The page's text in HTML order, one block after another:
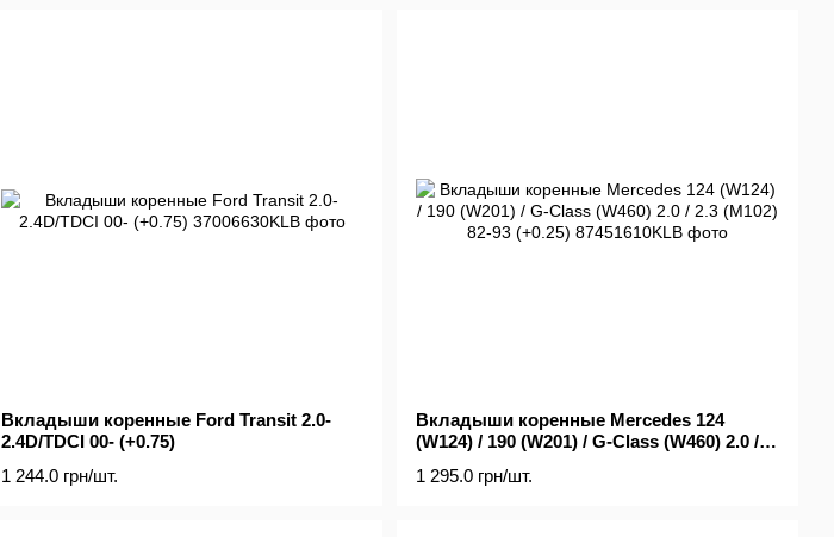
Вкладыши коренные Ford Transit 2.0-
2.4D/TDCI 00- (+0.75)
1 244.0 грн/шт.
Вкладыши коренные Mercedes 124
(W124) / 190 (W201) / G-Class (W460) 2.0 /
1 295.0 грн/шт.